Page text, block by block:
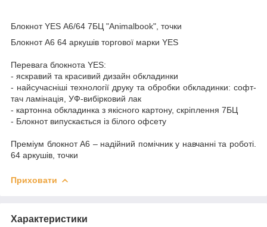
Блокнот YES А6/64 7БЦ "Animalbook", точки
Блокнот А6 64 аркушів торгової марки YES
Перевага блокнота YES:
- яскравий та красивий дизайн обкладинки
- найсучасніші технології друку та обробки обкладинки: софт-
тач ламінація, УФ-вибірковий лак
- картонна обкладинка з якісного картону, скріплення 7БЦ
- Блокнот випускається із білого офсету
Преміум блокнот А6 – надійний помічник у навчанні та роботі.
64 аркушів, точки
Приховати
Характеристики